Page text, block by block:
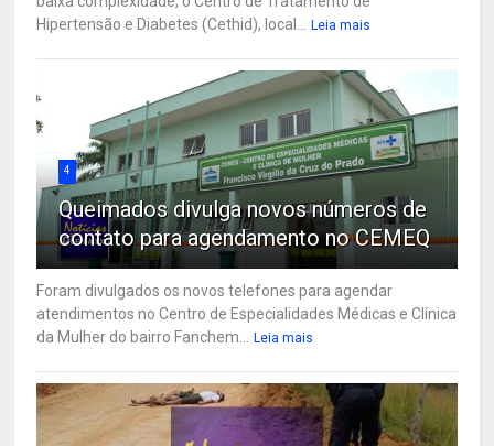
Hipertensão e Diabetes (Cethid), local...
Leia mais
4
Queimados divulga novos números de
contato para agendamento no CEMEQ
Foram divulgados os novos telefones para agendar
atendimentos no Centro de Especialidades Médicas e Clínica
da Mulher do bairro Fanchem...
Leia mais